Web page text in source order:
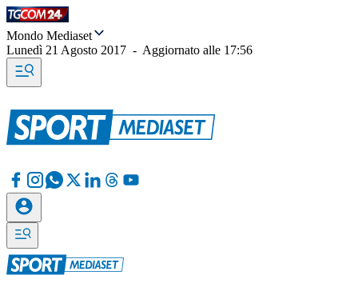
Mondo Mediaset
Lunedì 21 Agosto 2017 - Aggiornato alle 17:56